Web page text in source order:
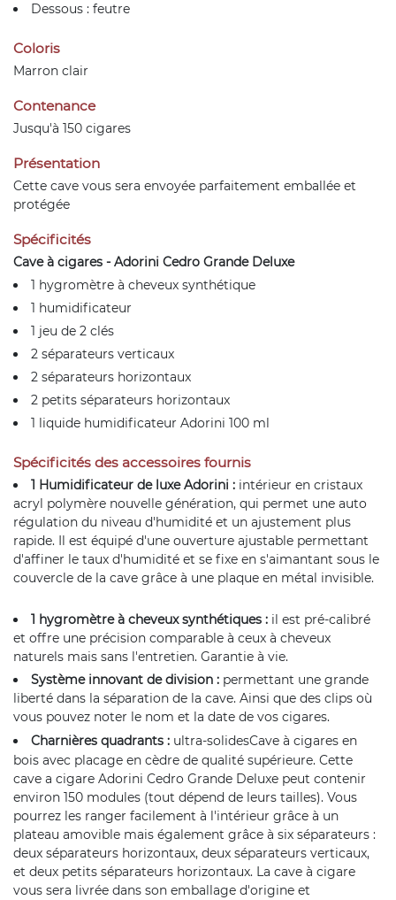
Dessous : feutre
Coloris
Marron clair
Contenance
Jusqu'à 150 cigares
Présentation
Cette cave vous sera envoyée parfaitement emballée et
protégée
Spécificités
Cave à cigares - Adorini Cedro Grande Deluxe
1 hygromètre à cheveux synthétique
1 humidificateur
1 jeu de 2 clés
2 séparateurs verticaux
2 séparateurs horizontaux
2 petits séparateurs horizontaux
1 liquide humidificateur Adorini 100 ml
Spécificités des accessoires fournis
1 Humidificateur de luxe Adorini : intérieur en cristaux
acryl polymère nouvelle génération, qui permet une auto
régulation du niveau d'humidité et un ajustement plus
rapide. Il est équipé d'une ouverture ajustable permettant
d'affiner le taux d'humidité et se fixe en s'aimantant sous le
couvercle de la cave grâce à une plaque en métal invisible.
1 hygromètre à cheveux synthétiques : il est pré-calibré
et offre une précision comparable à ceux à cheveux
naturels mais sans l'entretien. Garantie à vie.
Système innovant de division : permettant une grande
liberté dans la séparation de la cave. Ainsi que des clips où
vous pouvez noter le nom et la date de vos cigares.
Charnières quadrants : ultra-solidesCave à cigares en
bois avec placage en cèdre de qualité supérieure. Cette
cave a cigare Adorini Cedro Grande Deluxe peut contenir
environ 150 modules (tout dépend de leurs tailles). Vous
pourrez les ranger facilement à l'intérieur grâce à un
plateau amovible mais également grâce à six séparateurs :
deux séparateurs horizontaux, deux séparateurs verticaux,
et deux petits séparateurs horizontaux. La cave à cigare
vous sera livrée dans son emballage d'origine et